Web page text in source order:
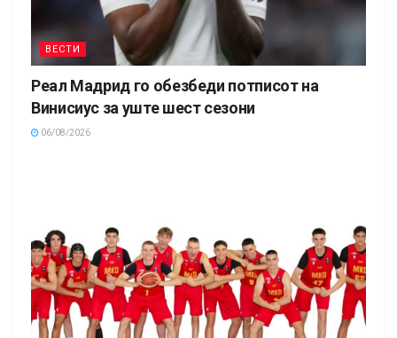
ВЕСТИ
Реал Мадрид го обезбеди потписот на
Винисиус за уште шест сезони
06/08/2026